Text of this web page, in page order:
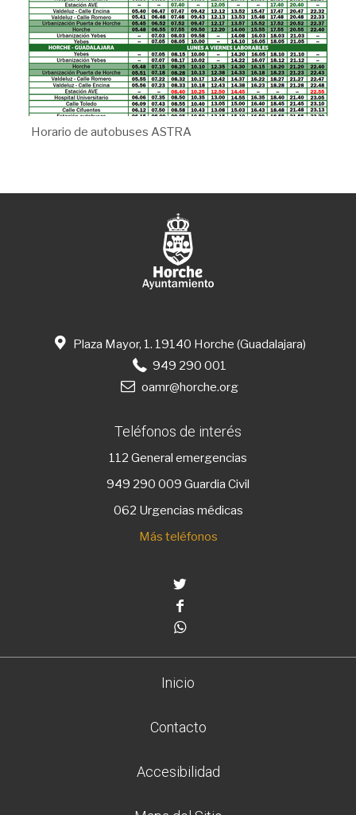
Horario de autobuses ASTRA
Plaza Mayor, 1. 19140 Horche (Guadalajara)
949 290 001
oamr@horche.org
Teléfonos de interés
112 General emergencias
949 290 009 Guardia Civil
062 Urgencias médicas
Más teléfonos
Inicio
Contacto
Accesibilidad